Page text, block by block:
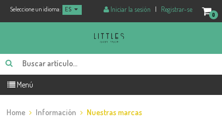
Seleccione un idioma: ES
0
Iniciar la sesión | Registrar-se
Menú
Home Información Nuestras marcas